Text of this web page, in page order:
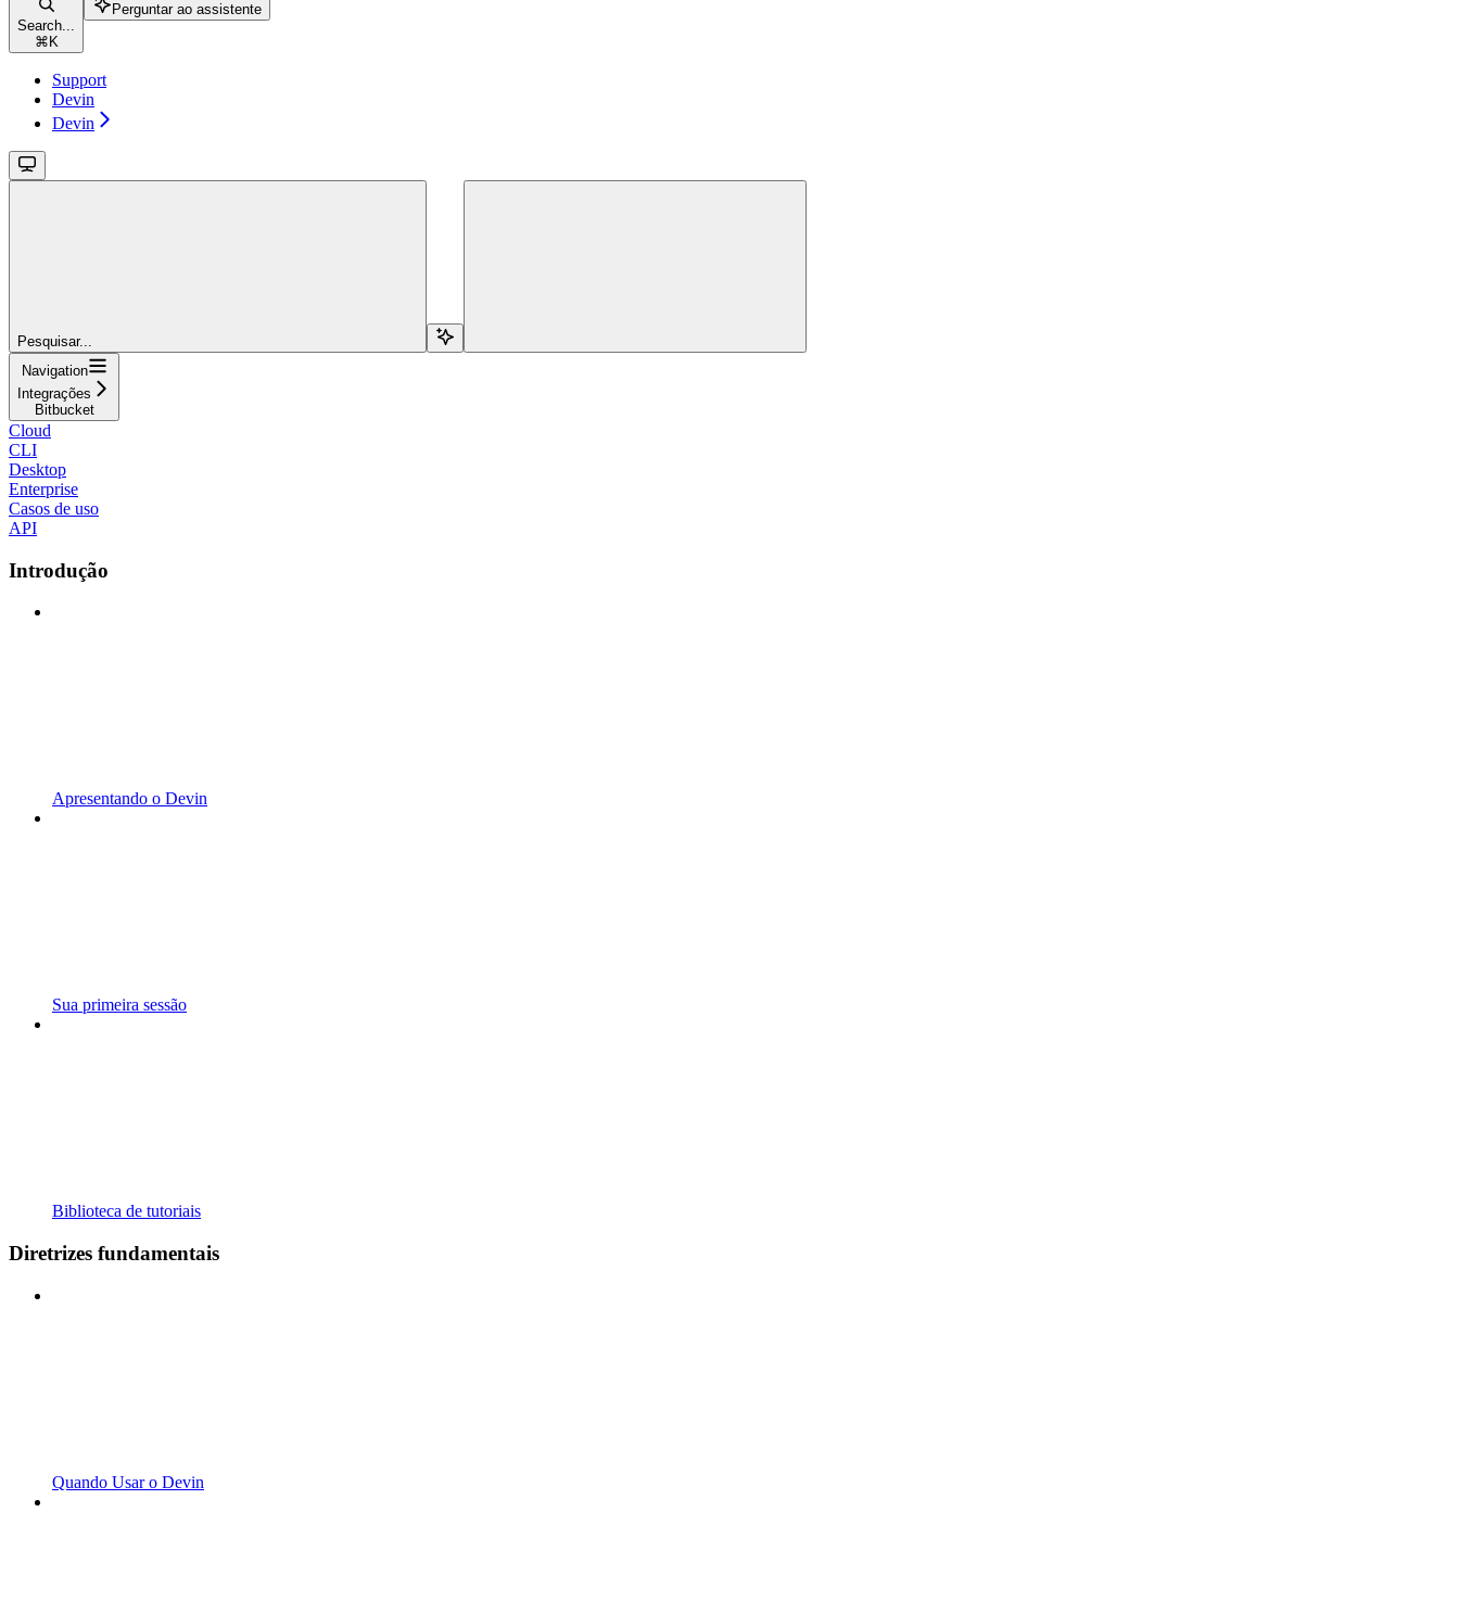
Search...
⌘ K
Perguntar ao assistente
Support
Devin
Devin
Pesquisar...
Navigation
Integrações
Bitbucket
Cloud
CLI
Desktop
Enterprise
Casos de uso
API
Introdução
Apresentando o Devin
Sua primeira sessão
Biblioteca de tutoriais
Diretrizes fundamentais
Quando Usar o Devin